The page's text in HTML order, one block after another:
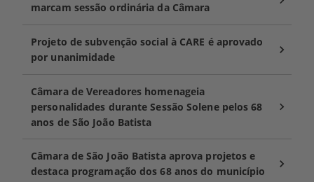
marcam sessão ordinária da Câmara
Projeto de subvenção social à CARE é aprovado
por unanimidade
Câmara de Vereadores homenageia
personalidades durante Sessão Solene pelos 68
anos de São João Batista
Câmara de São João Batista aprova projetos e
destaca programação dos 68 anos do município